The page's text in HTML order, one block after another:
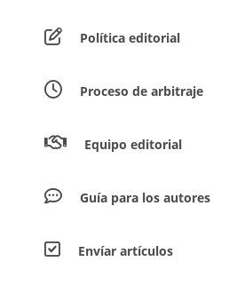
Política editorial
Proceso de arbitraje
Equipo editorial
Guía para los autores
Envíar artículos